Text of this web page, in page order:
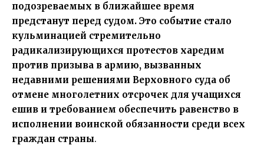
подозреваемых в ближайшее время
предстанут перед судом. Это событие стало
кульминацией стремительно
радикализирующихся протестов харедим
против призыва в армию, вызванных
недавними решениями Верховного суда об
отмене многолетних отсрочек для учащихся
ешив и требованием обеспечить равенство в
исполнении воинской обязанности среди всех
граждан страны.